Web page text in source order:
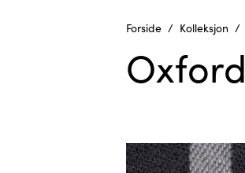
Forside Kolleksjon
Oxford